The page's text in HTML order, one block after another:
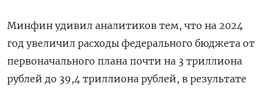
Минфин удивил аналитиков тем, что на 2024
год увеличил расходы федерального бюджета от
первоначального плана почти на 3 триллиона
рублей до 39,4 триллиона рублей, в результате